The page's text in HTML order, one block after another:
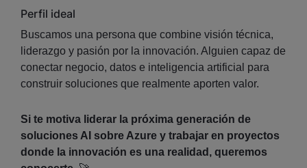
Perfil ideal
Buscamos una persona que combine visión técnica,
liderazgo y pasión por la innovación. Alguien capaz de
conectar negocio, datos e inteligencia artificial para
construir soluciones que realmente aporten valor.
Si te motiva liderar la próxima generación de
soluciones AI sobre Azure y trabajar en proyectos
donde la innovación es una realidad, queremos